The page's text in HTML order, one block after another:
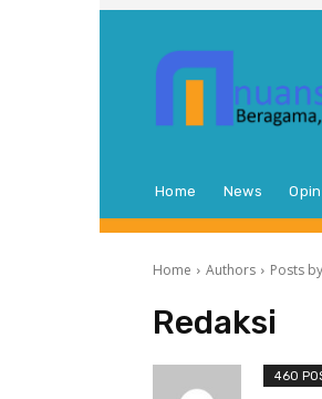
Home News
Home Authors Posts
Redaksi
460